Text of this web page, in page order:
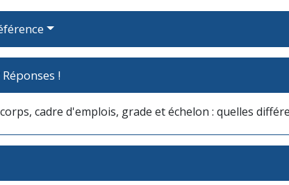
!
cadre d'emplois, grade et échelon : quelles